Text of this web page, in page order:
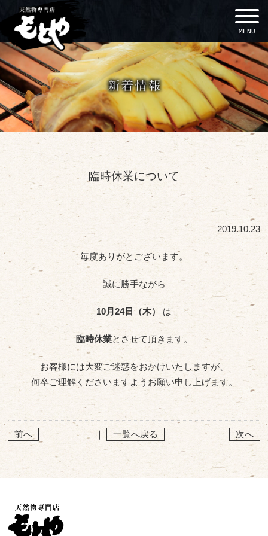
MENU
臨時休業について
2019.10.23
毎度ありがとございます。
誠に勝手ながら
10月24日（木） は
臨時休業とさせて頂きます。
お客様には大変ご迷惑をおかけいたしますが、
何卒ご理解くださいますようお願い申し上げます。
前へ 一覧へ戻る 次へ